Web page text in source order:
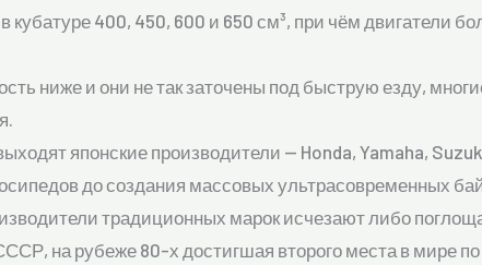
кубатуре 400, 450, 600 и 650 см³, при чём двигатели
ниже и они не так заточены под быструю езду,
японские производители — Honda, Yamaha,
до создания массовых ультрасовременных
традиционных марок исчезают либо
на рубеже 80-х достигшая второго места в мире по